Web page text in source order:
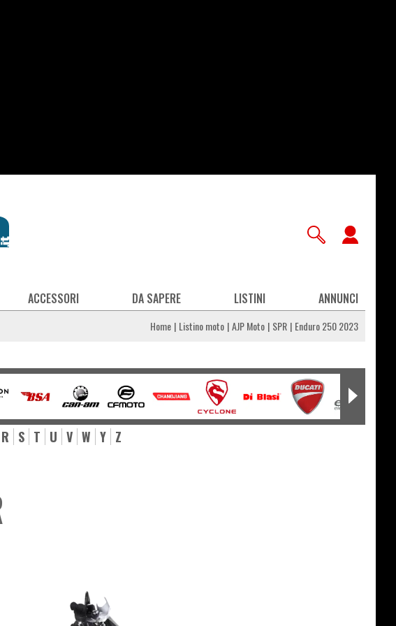
ACCESSORI DA SAPERE LISTINI ANNUNCI
Home Listino moto AJP Moto SPR Enduro 250 2023
R S T U V W Y Z